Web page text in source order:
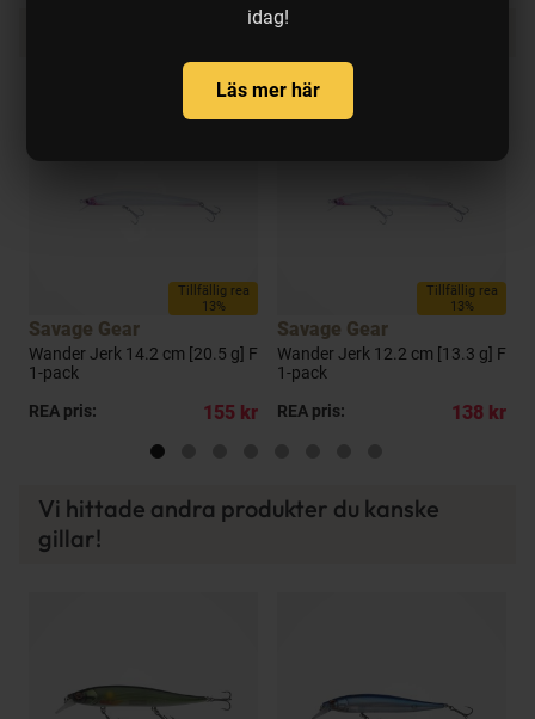
idag!
Läs mer här
Produkten köps ofta ihop med:
Tillfällig rea
13%
Savage Gear
Wander Jerk 14.2 cm [20.5 g] F
1-pack
REA pris:
155 kr
Tillfällig rea
13%
Savage Gear
Wander Jerk 12.2 cm [13.3 g] F
1-pack
REA pris:
138 kr
Vi hittade andra produkter du kanske
gillar!